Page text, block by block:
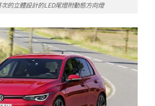
的立體設計的LED尾燈附動態方向燈